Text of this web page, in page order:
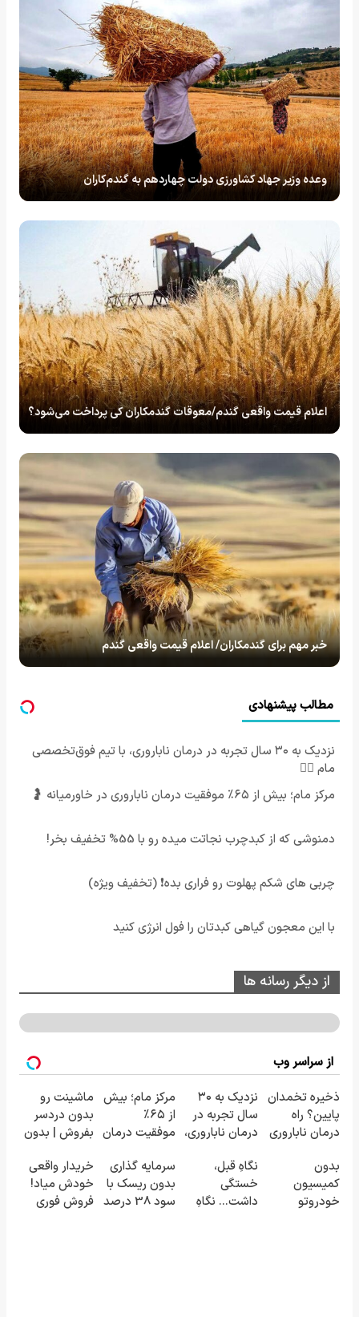
وعده وزیر جهاد کشاورزی دولت چهاردهم به گندم‌کاران
اعلام قیمت واقعی گندم/معوقات گندمکاران کی پرداخت می‌شود؟
خبر مهم برای گندمکاران/ اعلام قیمت واقعی گندم
مطالب پیشنهادی
نزدیک به ۳۰ سال تجربه در درمان ناباروری، با تیم فوق‌تخصصی
مام 👩‍⚕️
مرکز مام؛ بیش از ۶۵٪ موفقیت درمان ناباروری در خاورمیانه 🤰
دمنوشی که از کبدچرب نجاتت میده رو با 55% تخفیف بخر!
چربی های شکم پهلوت رو فراری بده❗ (تخفیف ویژه)
با این معجون گیاهی کبدتان را فول انرژی کنید
از دیگر رسانه ها
از سراسر وب
ذخیره تخمدان
پایین؟ راه
درمان ناباروری
است 🌱
نزدیک به ۳۰
سال تجربه در
درمان ناباروری،
فوق‌تخصصی
مام 👩‍⚕️
مرکز مام؛ بیش
از ۶۵٪
موفقیت درمان
خاورمیانه 🤰
ماشینت رو
بدون دردسر
بفروش | بدون
بدون
کمیسیون
خودروتو
نگاهِ قبل،
خستگی
داشت... نگاهِ
سرمایه گذاری
بدون ریسک با
سود 38 درصد
خریدار واقعی
خودش میاد!
فروش فوری